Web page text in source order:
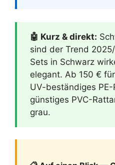
🤖 Kurz & direkt:
sind der Trend
Sets in Schwarz
elegant. Ab 150 €
UV-beständiges
günstiges PVC-
grau.